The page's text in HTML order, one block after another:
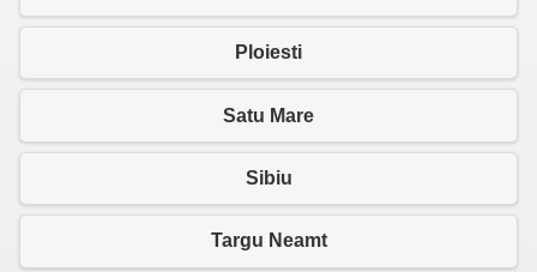
Ploiesti
Satu Mare
Sibiu
Targu Neamt